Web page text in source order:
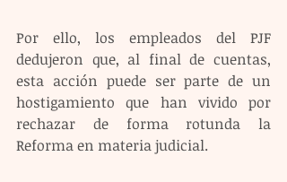
Por ello, los empleados del PJF
dedujeron que, al final de cuentas,
esta acción puede ser parte de un
hostigamiento que han vivido por
rechazar de forma rotunda la
Reforma en materia judicial.